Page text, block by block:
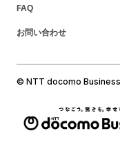
FAQ
お問い合わせ
© NTT docomo